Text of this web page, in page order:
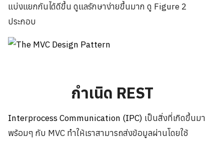
แบ่งแยกกันได้ดีขึ้น ดูแลรักษาง่ายขึ้นมาก ดู Figure 2
ประกอบ
กำเนิด REST
Interprocess Communication (IPC) เป็นสิ่งที่เกิดขึ้นมา
พร้อมๆ กับ MVC ทำให้เราสามารถส่งข้อมูลผ่านโดยใช้